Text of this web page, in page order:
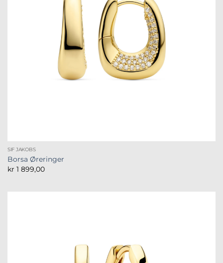
SIF JAKOBS
Borsa Øreringer
kr 1 899,00